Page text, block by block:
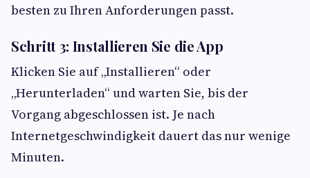
besten zu Ihren Anforderungen passt.
Schritt 3: Installieren Sie die App
Klicken Sie auf „Installieren“ oder
„Herunterladen“ und warten Sie, bis der
Vorgang abgeschlossen ist. Je nach
Internetgeschwindigkeit dauert das nur wenige
Minuten.